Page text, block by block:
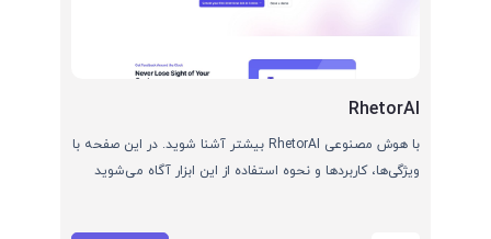
RhetorAI
با هوش مصنوعی RhetorAI بیشتر آشنا شوید. در این صفحه با
ویژگی‌ها، کاربردها و نحوه استفاده از این ابزار آگاه می‌شوید